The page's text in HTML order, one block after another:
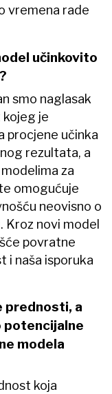
vremena rade
učinkovito
smo naglasak
je
procjene učinka
rezultata, a
za
omogućuje
neovisno o
Kroz novi model
povratne
i naša isporuka
prednosti, a
potencijalne
modela
koja